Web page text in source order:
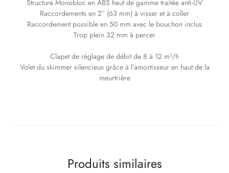
Structure Monobloc en ABS haut de gamme traitée anti-UV
Raccordements en 2″ (63 mm) à visser et à coller
Raccordement possible en 50 mm avec le bouchon inclus
Trop plein 32 mm à percer
Clapet de réglage de débit de 8 à 12 m³/h
Volet du skimmer silencieux grâce à l’amortisseur en haut de la
meurtrière
Produits similaires